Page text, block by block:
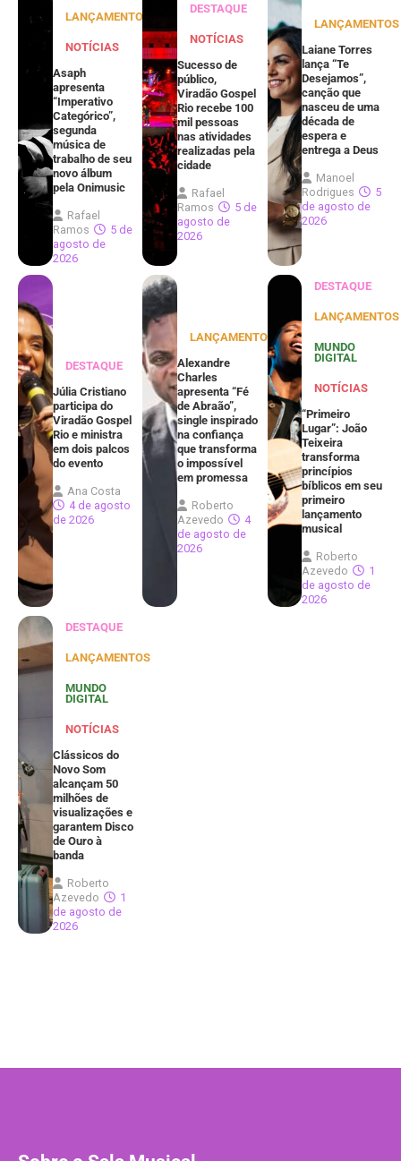
LANÇAMENTOS
NOTÍCIAS
Asaph
apresenta
“Imperativo
Categórico”,
segunda
música de
trabalho de seu
novo álbum
pela Onimusic
Rafael
Ramos
5 de
agosto de
2026
DESTAQUE
NOTÍCIAS
Sucesso de
público,
Viradão Gospel
Rio recebe 100
mil pessoas
nas atividades
realizadas pela
cidade
Rafael
Ramos
5 de
agosto de
2026
LANÇAMENTOS
Laiane Torres
lança “Te
Desejamos”,
canção que
nasceu de uma
década de
espera e
entrega a Deus
Manoel
Rodrigues
5
de agosto de
2026
DESTAQUE
Júlia Cristiano
participa do
Viradão Gospel
Rio e ministra
em dois palcos
do evento
Ana Costa
4 de agosto
de 2026
LANÇAMENTOS
Alexandre
Charles
apresenta “Fé
de Abraão”,
single inspirado
na confiança
que transforma
o impossível
em promessa
Roberto
Azevedo
4
de agosto de
2026
DESTAQUE
LANÇAMENTOS
MUNDO
DIGITAL
NOTÍCIAS
“Primeiro
Lugar”: João
Teixeira
transforma
princípios
bíblicos em seu
primeiro
lançamento
musical
Roberto
Azevedo
1
de agosto de
2026
DESTAQUE
LANÇAMENTOS
MUNDO
DIGITAL
NOTÍCIAS
Clássicos do
Novo Som
alcançam 50
milhões de
visualizações e
garantem Disco
de Ouro à
banda
Roberto
Azevedo
1
de agosto de
2026